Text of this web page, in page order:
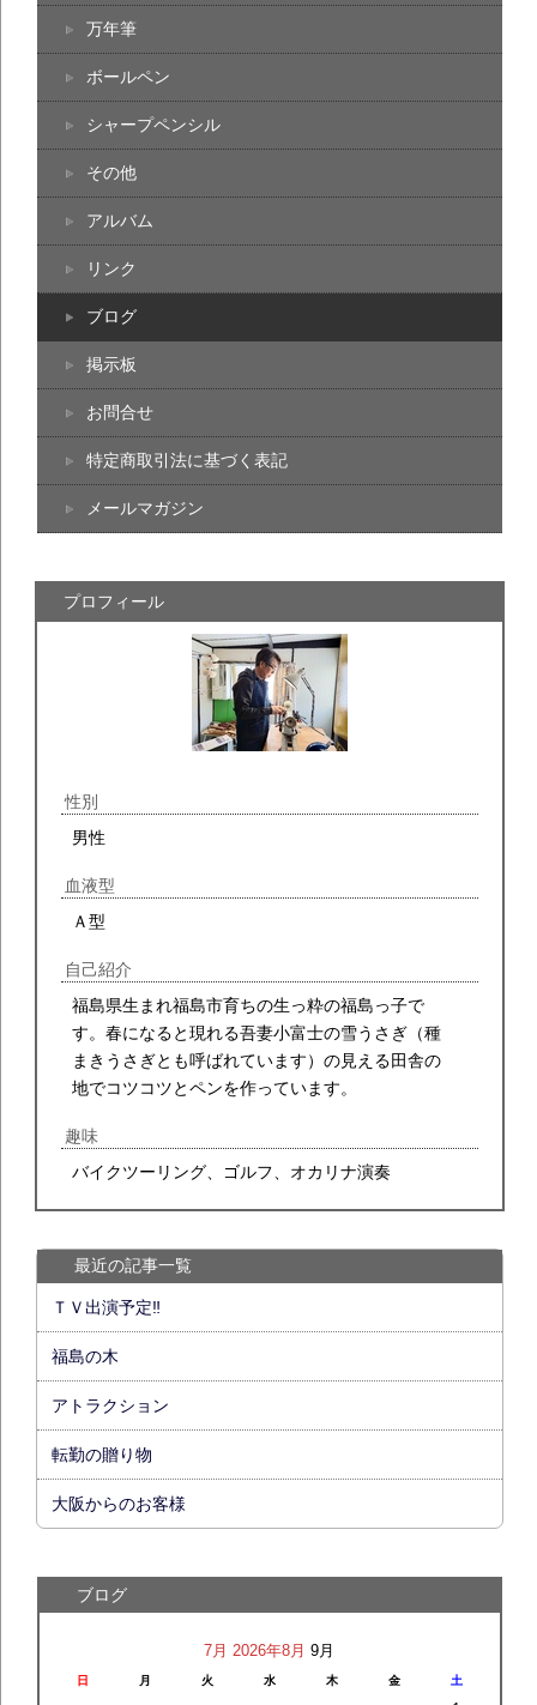
万年筆
ボールペン
シャープペンシル
その他
アルバム
リンク
ブログ
掲示板
お問合せ
特定商取引法に基づく表記
メールマガジン
プロフィール
性別
男性
血液型
Ａ型
自己紹介
福島県生まれ福島市育ちの生っ粋の福島っ子で
す。春になると現れる吾妻小富士の雪うさぎ（種
まきうさぎとも呼ばれています）の見える田舎の
地でコツコツとペンを作っています。
趣味
バイクツーリング、ゴルフ、オカリナ演奏
最近の記事一覧
ＴＶ出演予定‼
福島の木
アトラクション
転勤の贈り物
大阪からのお客様
ブログ
7月 2026年8月 9月
日 月 火 水 木 金 土